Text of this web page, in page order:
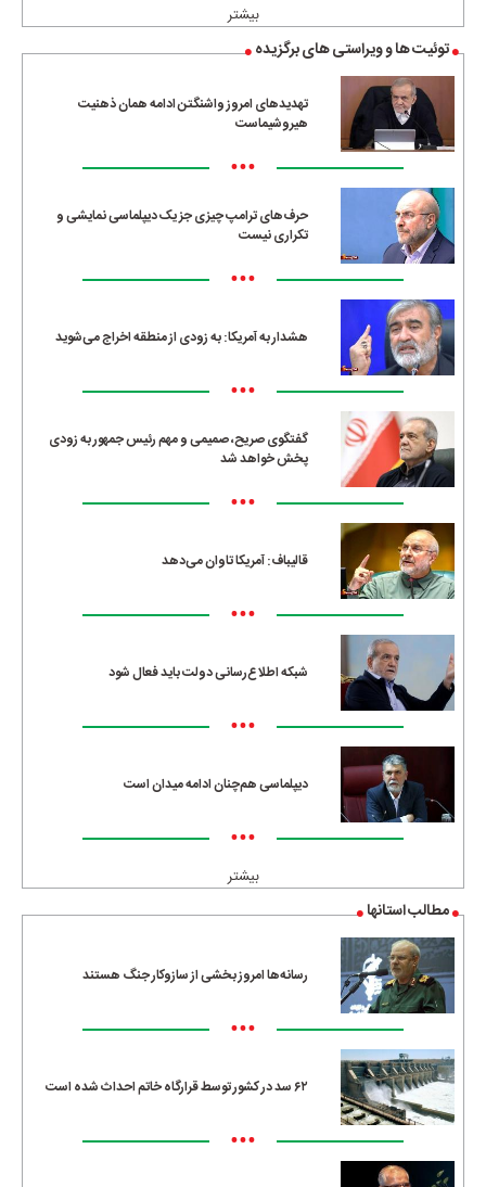
بیشتر
توئیت ها و ویراستی های برگزیده
تهدیدهای امروز واشنگتن ادامه همان ذهنیت
هیروشیماست
•••
حرف‌های ترامپ چیزی جز یک دیپلماسی نمایشی و
تکراری نیست
•••
هشدار به آمریکا: به زودی از منطقه اخراج می‌شوید
•••
گفتگوی صریح، صمیمی و مهم رئیس جمهور به زودی
پخش خواهد شد
•••
قالیباف: آمریکا تاوان می‌دهد
•••
شبکه اطلاع‌رسانی دولت باید فعال شود
•••
دیپلماسی هم‌چنان ادامه میدان است
•••
بیشتر
مطالب استانها
رسانه‌ها امروز بخشی از سازوکار جنگ هستند
•••
۶۲ سد در کشور توسط قرارگاه خاتم احداث شده است
•••